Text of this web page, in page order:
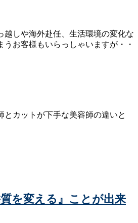
越しや海外赴任、生活環境の変化な
うお客様もいらっしゃいますが・・
を変える』ことが出来